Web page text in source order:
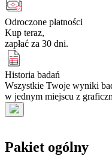
Odroczone płatności
Kup teraz,
zapłać za 30 dni.
Historia badań
Wszystkie Twoje wyniki
w jednym miejscu z
Pakiet ogólny